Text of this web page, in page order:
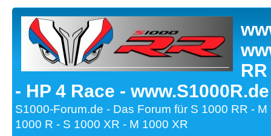
- HP 4 Race -
S1000-Forum.de - Das Forum für S 1000 RR -
1000 R - S 1000 XR - M 1000 XR